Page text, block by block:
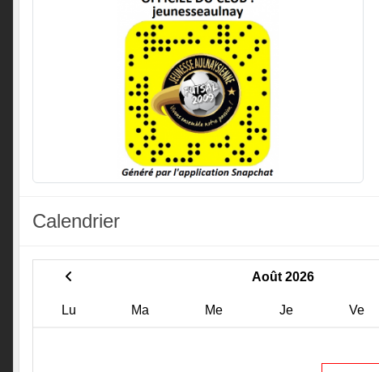
Calendrier
Août 2026
Lu Ma Me Je Ve